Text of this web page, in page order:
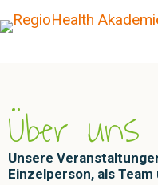
Über uns
Unsere
Einzelperson, als